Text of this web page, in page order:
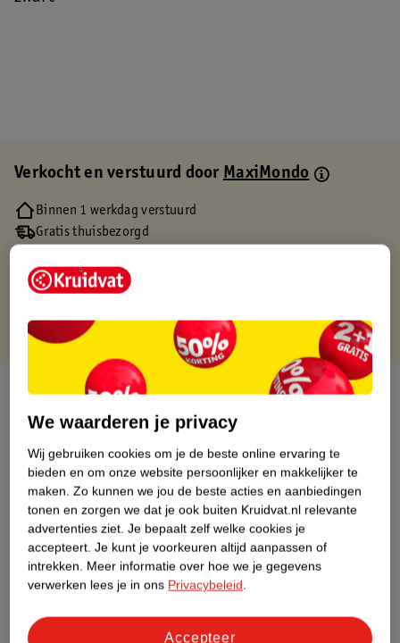
Verkocht en verstuurd doorMaxiMondo
Binnen 1 werkdag verstuurd
Gratis thuisbezorgd
Gratis punten met je Kruidvat kaart
Over dit product
Productinformatie
Etiketinformatie
Nature Impact Score
Dit product heeft (nog) geen Nature
Impact Score.
We waarderen je privacy
Wij gebruiken cookies om je de beste online ervaring te
bieden en om onze website persoonlijker en makkelijker te
maken. Zo kunnen we jou de beste acties en aanbiedingen
tonen en zorgen we dat je ook buiten Kruidvat.nl relevante
advertenties ziet. Je bepaalt zelf welke cookies je
accepteert. Je kunt je voorkeuren altijd aanpassen of
intrekken. Meer informatie over hoe we je gegevens
verwerken lees je in ons Privacybeleid.
Accepteer